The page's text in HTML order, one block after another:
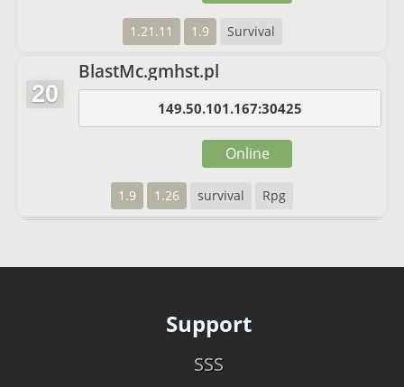
1.21.11 1.9 Survival
20
BlastMc.gmhst.pl
149.50.101.167:30425
1.9 1.26 survival Rpg
Online
Support
SSS